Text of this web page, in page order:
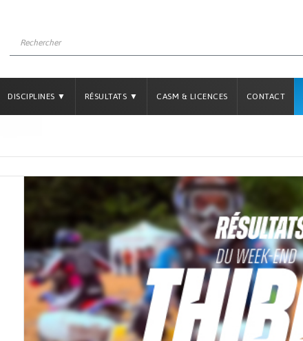
DISCIPLINES ▼ RÉSULTATS ▼ CASM & LICENCES CONTACT